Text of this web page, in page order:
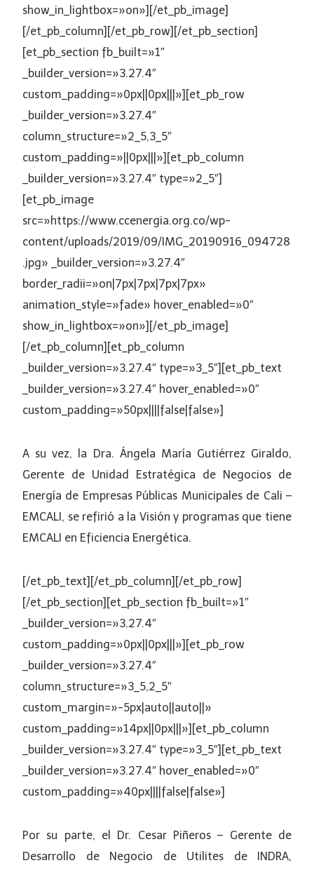
show_in_lightbox=»on»][/et_pb_image]
[/et_pb_column][/et_pb_row][/et_pb_section]
[et_pb_section fb_built=»1″
_builder_version=»3.27.4″
custom_padding=»0px||0px|||»][et_pb_row
_builder_version=»3.27.4″
column_structure=»2_5,3_5″
custom_padding=»||0px|||»][et_pb_column
_builder_version=»3.27.4″ type=»2_5″]
[et_pb_image
src=»https://www.ccenergia.org.co/wp-
content/uploads/2019/09/IMG_20190916_094728
.jpg» _builder_version=»3.27.4″
border_radii=»on|7px|7px|7px|7px»
animation_style=»fade» hover_enabled=»0″
show_in_lightbox=»on»][/et_pb_image]
[/et_pb_column][et_pb_column
_builder_version=»3.27.4″ type=»3_5″][et_pb_text
_builder_version=»3.27.4″ hover_enabled=»0″
custom_padding=»50px||||false|false»]
A su vez, la Dra. Ángela María Gutiérrez Giraldo,
Gerente de Unidad Estratégica de Negocios de
Energía de Empresas Públicas Municipales de Cali –
EMCALI, se refirió a la Visión y programas que tiene
EMCALI en Eficiencia Energética.
[/et_pb_text][/et_pb_column][/et_pb_row]
[/et_pb_section][et_pb_section fb_built=»1″
_builder_version=»3.27.4″
custom_padding=»0px||0px|||»][et_pb_row
_builder_version=»3.27.4″
column_structure=»3_5,2_5″
custom_margin=»-5px|auto||auto||»
custom_padding=»14px||0px|||»][et_pb_column
_builder_version=»3.27.4″ type=»3_5″][et_pb_text
_builder_version=»3.27.4″ hover_enabled=»0″
custom_padding=»40px||||false|false»]
Por su parte, el Dr. Cesar Piñeros – Gerente de
Desarrollo de Negocio de Utilites de INDRA,